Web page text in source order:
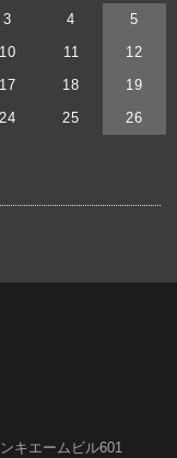
3 4
5
10 11
12
17 18
19
24 25
26
キエームビル601